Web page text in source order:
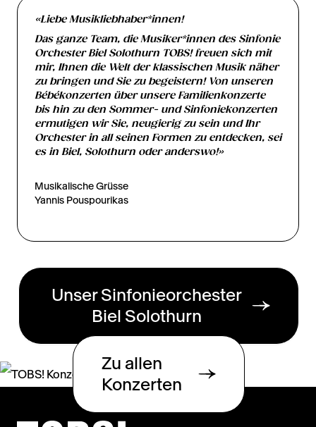
«Liebe Musikliebhaber*innen!
Das ganze Team, die Musiker*innen des Sinfonie
Orchester Biel Solothurn TOBS! freuen sich mit
mir, Ihnen die Welt der klassischen Musik näher
zu bringen und Sie zu begeistern! Von unseren
Bébékonzerten über unsere Familienkonzerte
bis hin zu den Sommer- und Sinfoniekonzerten
ermutigen wir Sie, neugierig zu sein und Ihr
Orchester in all seinen Formen zu entdecken, sei
es in Biel, Solothurn oder anderswo!»
Musikalische Grüsse
Yannis Pouspourikas
Unser Sinfonieorchester
Biel Solothurn
Zu allen
Konzerten